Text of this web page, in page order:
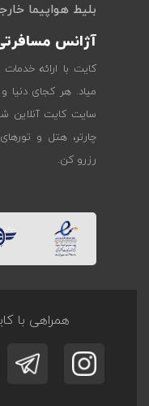
بلیط هواپیما
آژانس
کایت با ارائه
میاد. هر کجای دنیا
سایت کایت آنلاین
چارتر، هتل و
رزرو کن.
همراهی با